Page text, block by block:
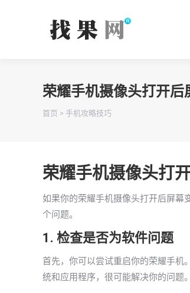
荣耀手机摄像头打开后
你在这里：
首页 > 手机攻略技巧
荣耀手机摄像头打
如果你的荣耀手机摄像头打开后屏幕
个问题。
1. 检查是否为软件问题
首先，你可以尝试重启你的荣耀手机
统和应用程序，很可能解决你的问题。